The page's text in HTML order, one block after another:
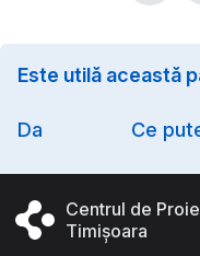
Este utilă această
Option
Da Ce
Centrul de
Timișoara